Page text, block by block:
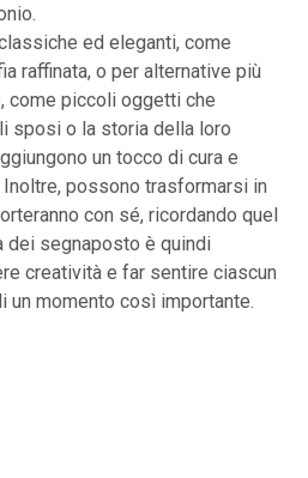
ed eleganti, come
raffinata, o per alternative più
come piccoli oggetti che
sposi o la storia della loro
un tocco di cura e
possono trasformarsi in
con sé, ricordando quel
dei segnaposto è quindi
creatività e far sentire ciascun
un momento così importante.